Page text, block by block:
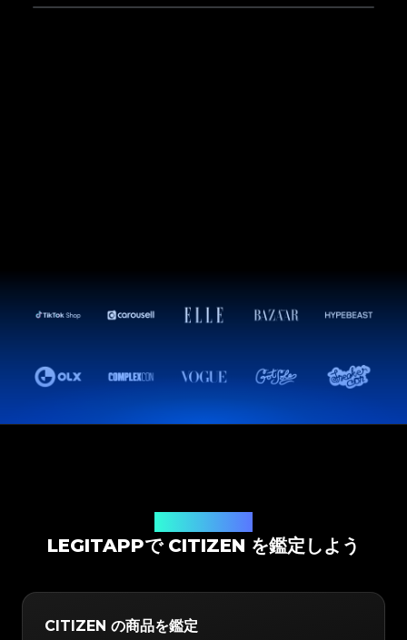
LEGITAPPで CITIZEN を鑑定しよう
CITIZEN の商品を鑑定